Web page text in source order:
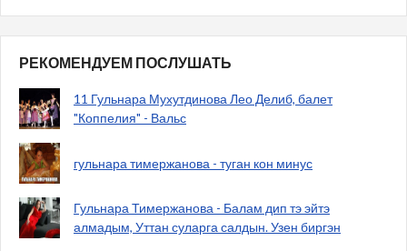
РЕКОМЕНДУЕМ ПОСЛУШАТЬ
11 Гульнара Мухутдинова Лео Делиб, балет
"Коппелия" - Вальс
гульнара тимержанова - туган кон минус
Гульнара Тимержанова - Балам дип тэ эйтэ
алмадым, Уттан суларга салдын. Узен биргэн